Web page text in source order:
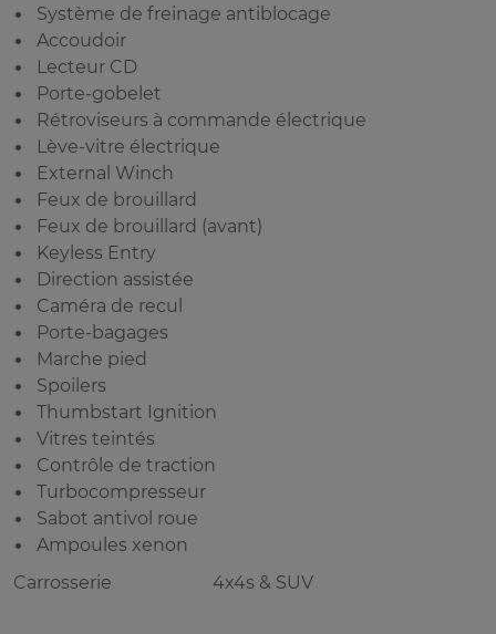
Système de freinage antiblocage
Accoudoir
Lecteur CD
Porte-gobelet
Rétroviseurs à commande électrique
Lève-vitre électrique
External Winch
Feux de brouillard
Feux de brouillard (avant)
Keyless Entry
Direction assistée
Caméra de recul
Porte-bagages
Marche pied
Spoilers
Thumbstart Ignition
Vitres teintés
Contrôle de traction
Turbocompresseur
Sabot antivol roue
Ampoules xenon
Carrosserie
4x4s & SUV